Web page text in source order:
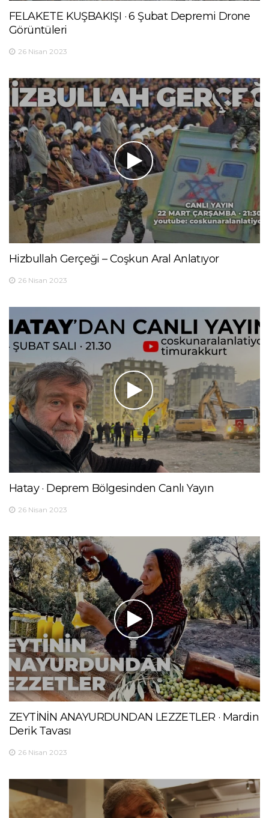
FELAKETE KUŞBAKIŞI · 6 Şubat Depremi Drone
Görüntüleri
26 Nisan 2023
Hizbullah Gerçeği – Coşkun Aral Anlatıyor
26 Nisan 2023
Hatay · Deprem Bölgesinden Canlı Yayın
26 Nisan 2023
ZEYTİNİN ANAYURDUNDAN LEZZETLER · Mardin
Derik Tavası
26 Nisan 2023